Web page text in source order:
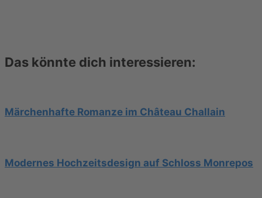
Das könnte dich interessieren:
Märchenhafte Romanze im Château Challain
Modernes Hochzeitsdesign auf Schloss Monrepos